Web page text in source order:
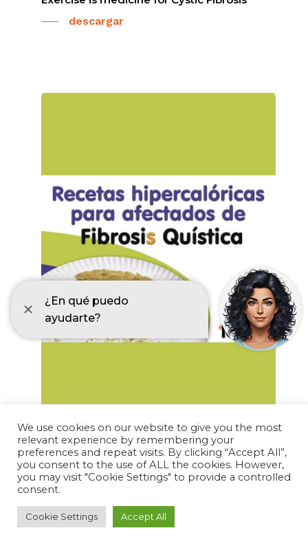
descargar
Recetas hipercalóricas para personas con
FQ (Asoc. Asturiana de FQ)
descargar
We use cookies on our website to give you the most
relevant experience by remembering your
preferences and repeat visits. By clicking “Accept All”,
you consent to the use of ALL the cookies. However,
you may visit "Cookie Settings" to provide a controlled
consent.
Cookie Settings Accept All